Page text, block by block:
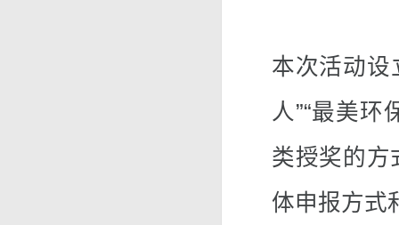
本次活动设
人”“最美
类授奖的方
体申报方式